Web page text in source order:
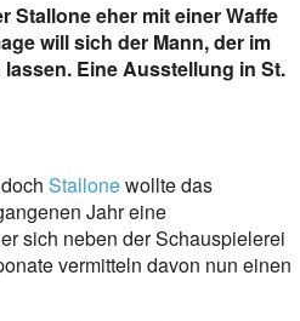
Stallone eher mit einer Waffe
will sich der Mann, der im
Eine Ausstellung in St.
Stallonewollte das
Jahr eine
sich neben der Schauspielerei
vermitteln davon nun einen